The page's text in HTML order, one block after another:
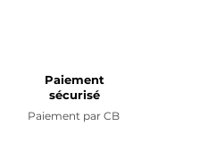
Paiement
sécurisé
Paiement par CB